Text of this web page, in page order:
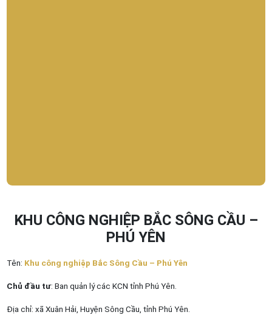
KHU CÔNG NGHIỆP BẮC SÔNG CẦU –
PHÚ YÊN
Tên: Khu công nghiệp Bắc Sông Cầu – Phú Yên
Chủ đầu tư: Ban quản lý các KCN tỉnh Phú Yên.
Địa chỉ: xã Xuân Hải, Huyện Sông Cầu, tỉnh Phú Yên.